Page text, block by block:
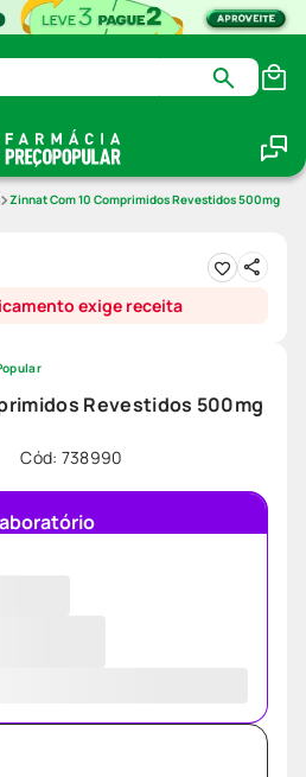
Zinnat Com 10 Comprimidos Revestidos 500mg
exige receita
Revestidos 500mg
Cód: 738990